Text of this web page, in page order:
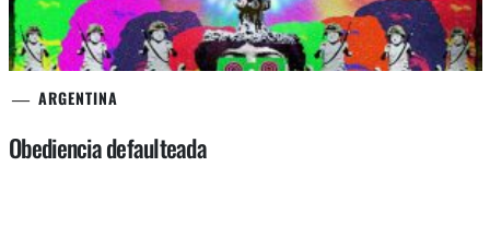
ARGENTINA
Obediencia defaulteada